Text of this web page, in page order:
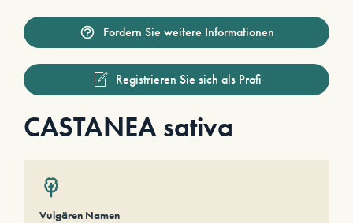
Fordern Sie weitere Informationen
Registrieren Sie sich als Profi
CASTANEA sativa
Vulgären Namen